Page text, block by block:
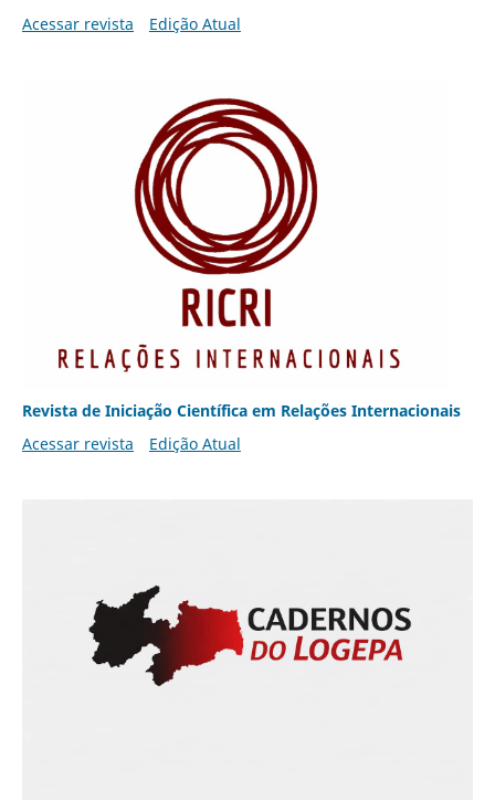
Acessar revista
Edição Atual
Revista de Iniciação Científica em Relações Internacionais
Acessar revista
Edição Atual